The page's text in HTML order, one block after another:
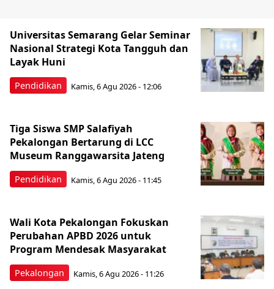
Pendidikan
Universitas Semarang Gelar Seminar
Nasional Strategi Kota Tangguh dan
Layak Huni
Kamis, 6 Agu 2026 - 12:06
Pendidikan
Tiga Siswa SMP Salafiyah
Pekalongan Bertarung di LCC
Museum Ranggawarsita Jateng
Kamis, 6 Agu 2026 - 11:45
Pekalongan
Wali Kota Pekalongan Fokuskan
Perubahan APBD 2026 untuk
Program Mendesak Masyarakat
Kamis, 6 Agu 2026 - 11:26